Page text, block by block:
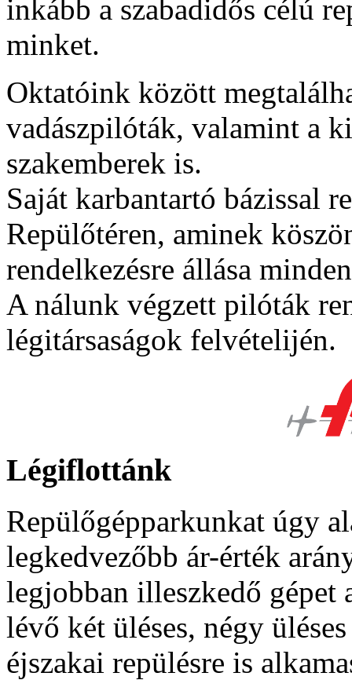
inkább a szabadidős célú
minket.
Oktatóink között
vadászpilóták, valamint a
szakemberek is.
Saját karbantartó bázissal
Repülőtéren, aminek
rendelkezésre állása
A nálunk végzett pilóták
légitársaságok felvételijén.
Légiflottánk
Repülőgépparkunkat úgy
legkedvezőbb ár-érték
legjobban illeszkedő
lévő két üléses, négy
éjszakai repülésre is